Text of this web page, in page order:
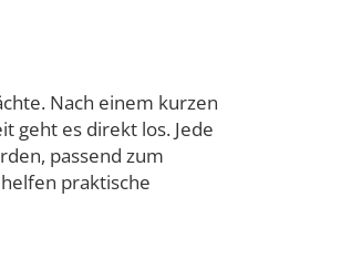
Nach einem kurzen
geht es direkt los. Jede
passend zum
praktische